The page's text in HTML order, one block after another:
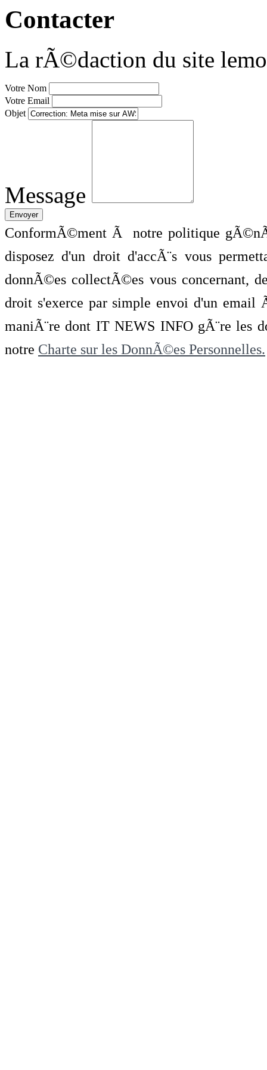
Contacter
La rÃ©daction du site
Votre Nom
Votre Email
Objet
Message
ConformÃ©ment Ã notre politique
disposez d'un droit d'accÃ¨s vous
donnÃ©es collectÃ©es vous concernant,
droit s'exerce par simple envoi d'un
maniÃ¨re dont IT NEWS INFO gÃ¨re les
notre Charte sur les DonnÃ©es Personnelles.